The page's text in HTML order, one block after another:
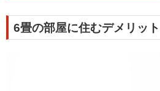
6畳の部屋に住むデメリット